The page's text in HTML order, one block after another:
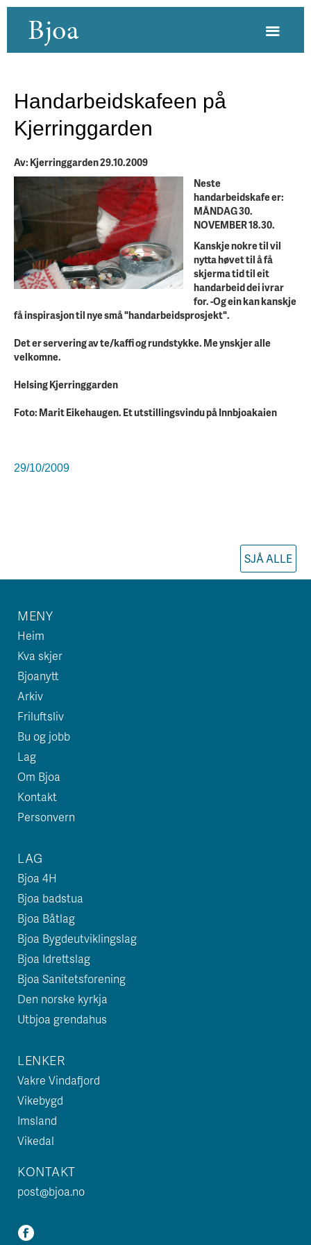
Bjoa
Handarbeidskafeen på
Kjerringgarden
Av: Kjerringgarden 29.10.2009
Neste
handarbeidskafe er:
MÅNDAG 30.
NOVEMBER 18.30.
Kanskje nokre til vil
nytta høvet til å få
skjerma tid til eit
handarbeid dei ivrar
for. -Og ein kan kanskje
få inspirasjon til nye små "handarbeidsprosjekt".
Det er servering av te/kaffi og rundstykke. Me ynskjer alle
velkomne.
Helsing Kjerringgarden
Foto: Marit Eikehaugen. Et utstillingsvindu på Innbjoakaien
29/10/2009
SJÅ ALLE
MENY
Heim
Kva skjer
Bjoanytt
Arkiv
Friluftsliv
Bu og jobb
Lag
Om Bjoa
Kontakt
Personvern
LAG
Bjoa 4H
Bjoa badstua
Bjoa Båtlag
Bjoa Bygdeutviklingslag
Bjoa Idrettslag
Bjoa Sanitetsforening
Den norske kyrkja
Utbjoa grendahus
LENKER
Vakre Vindafjord
Vikebygd
Imsland
Vikedal
KONTAKT
post@bjoa.no